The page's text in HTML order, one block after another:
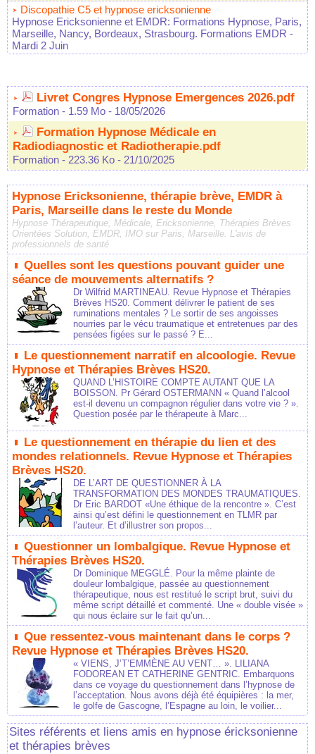
Discopathie C5 et hypnose ericksonienne
Hypnose Ericksonienne et EMDR: Formations Hypnose, Paris,
Marseille, Nancy, Bordeaux, Strasbourg. Formations EMDR -
Mardi 2 Juin
Livret Congres Hypnose Emergences 2026.pdf
Formation - 1.59 Mo - 18/05/2026
Formation Hypnose Médicale en
Radiodiagnostic et Radiotherapie.pdf
Formation - 223.36 Ko - 21/10/2025
Hypnose Ericksonienne, thérapie brève, EMDR à
Paris, Marseille dans le reste du Monde
Hypnose Thérapeutique, Médicale, Ericksonienne, Thérapies Brèves
Orientées Solution, EMDR, IMO sur Paris, Marseille. L'avis de
professionnels de santé
Quelles sont les questions pouvant guider une
séance de mouvements alternatifs ?
Dr Wilfrid MARTINEAU. Revue Hypnose et Thérapies
Brèves HS20. Comment délivrer le patient de ses
ruminations mentales ? Le sortir de ses angoisses
nourries par le vécu traumatique et entretenues par des
pensées figées sur le passé ? E...
Le questionnement narratif en alcoologie. Revue
Hypnose et Thérapies Brèves HS20.
QUAND L’HISTOIRE COMPTE AUTANT QUE LA
BOISSON. Pr Gérard OSTERMANN « Quand l’alcool
est-il devenu un compagnon régulier dans votre vie ? ».
Question posée par le thérapeute à Marc...
Le questionnement en thérapie du lien et des
mondes relationnels. Revue Hypnose et Thérapies
Brèves HS20.
DE L’ART DE QUESTIONNER À LA
TRANSFORMATION DES MONDES TRAUMATIQUES.
Dr Eric BARDOT «Une éthique de la rencontre ». C’est
ainsi qu’est défini le questionnement en TLMR par
l’auteur. Et d’illustrer son propos...
Questionner un lombalgique. Revue Hypnose et
Thérapies Brèves HS20.
Dr Dominique MEGGLÉ. Pour la même plainte de
douleur lombalgique, passée au questionnement
thérapeutique, nous est restitué le script brut, suivi du
même script détaillé et commenté. Une « double visée »
qui nous éclaire sur le fait qu’un...
Que ressentez-vous maintenant dans le corps ?
Revue Hypnose et Thérapies Brèves HS20.
« VIENS, J’T’EMMÈNE AU VENT… ». LILIANA
FODOREAN ET CATHERINE GENTRIC. Embarquons
dans ce voyage du questionnement dans l’hypnose de
l’acceptation. Nous avons déjà été équipières : la mer,
le golfe de Gascogne, l’Espagne au loin, le voilier...
Sites référents et liens amis en hypnose éricksonienne
et thérapies brèves